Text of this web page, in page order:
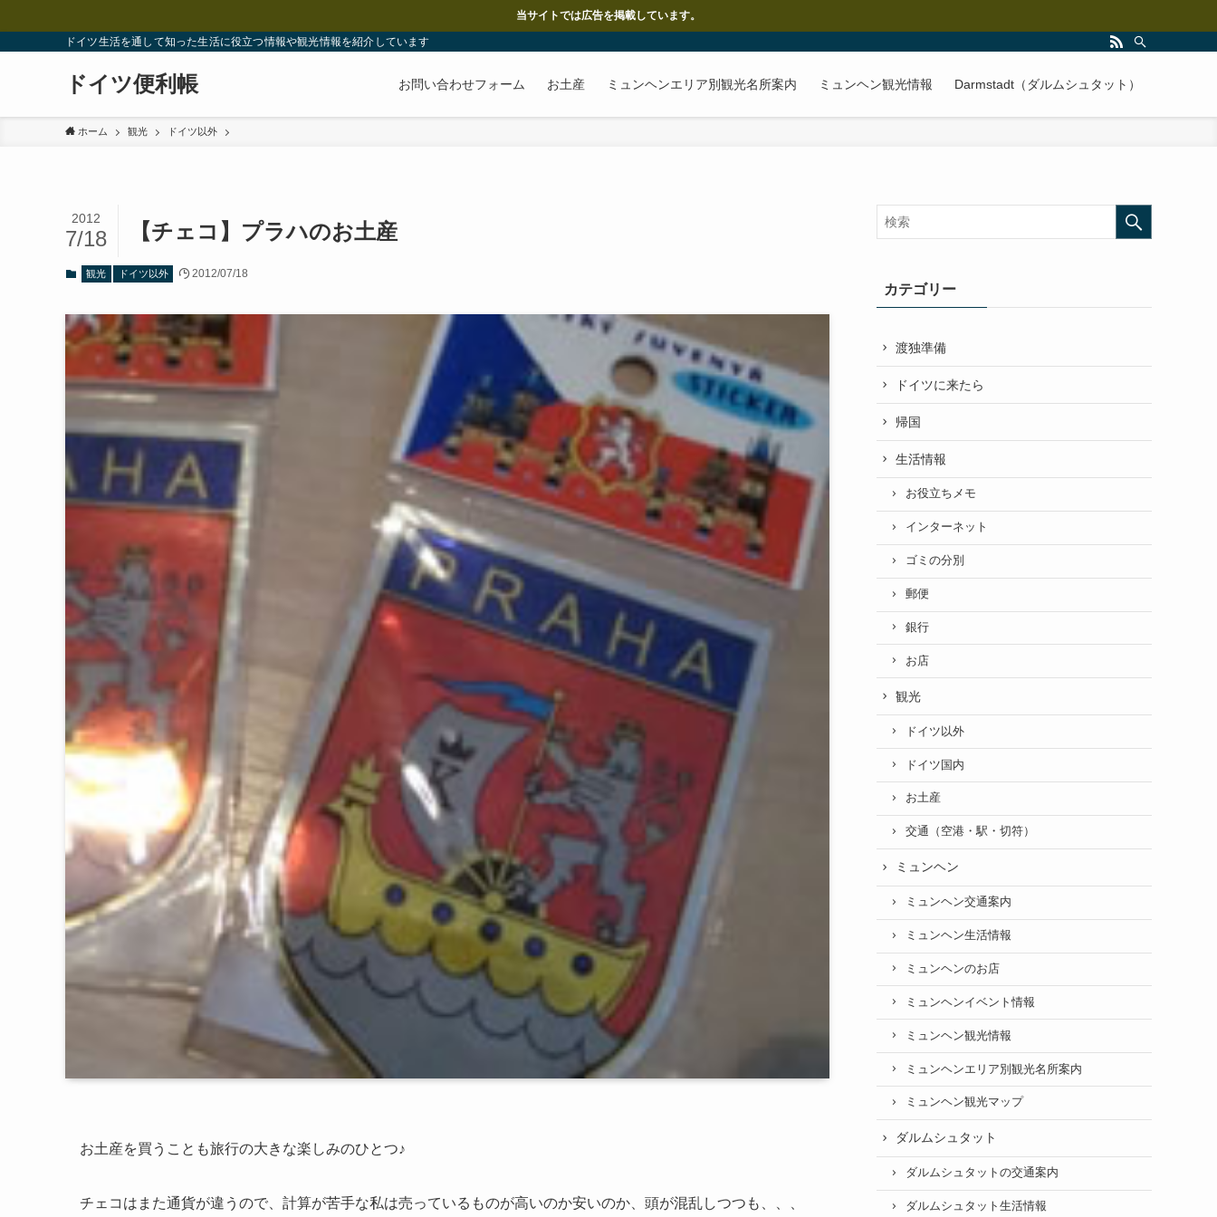
当サイトでは広告を掲載しています。
ドイツ生活を通して知った生活に役立つ情報や観光情報を紹介しています
ドイツ便利帳 お問い合わせフォーム お土産 ミュンヘンエリア別観光名所案内 ミュンヘン観光情報 Darmstadt（ダルムシュタット）
ホーム 観光 ドイツ以外
【チェコ】プラハのお土産
2012
7/18
観光 ドイツ以外 2012/07/18
お土産を買うことも旅行の大きな楽しみのひとつ♪
チェコはまた通貨が違うので、計算が苦手な私は売っているものが高いのか安いのか、頭が混乱しつつも、、、
カテゴリー
渡独準備
ドイツに来たら
帰国
生活情報
お役立ちメモ
インターネット
ゴミの分別
郵便
銀行
お店
観光
ドイツ以外
ドイツ国内
お土産
交通（空港・駅・切符）
ミュンヘン
ミュンヘン交通案内
ミュンヘン生活情報
ミュンヘンのお店
ミュンヘンイベント情報
ミュンヘン観光情報
ミュンヘンエリア別観光名所案内
ミュンヘン観光マップ
ダルムシュタット
ダルムシュタットの交通案内
ダルムシュタット生活情報